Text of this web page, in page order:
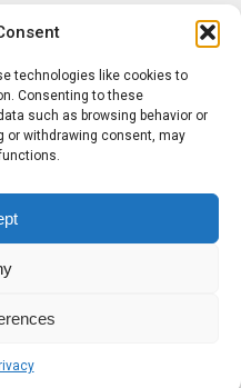
technologies like cookies to
Consenting to these
such as browsing behavior or
or withdrawing consent, may